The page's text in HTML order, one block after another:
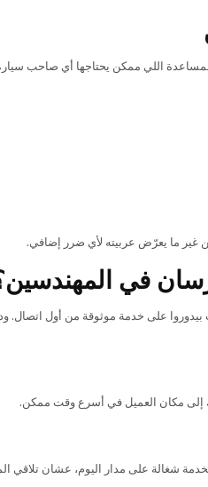
اللي ممكن يحتاجها أي صاحب
غير ما يعرّض عربيته لأي ضرر إضافي.
في
على خدمة موثوقة من أول اتصال.
إلى مكان العميل في أسرع وقت ممكن.
شغالة على مدار اليوم، عشان